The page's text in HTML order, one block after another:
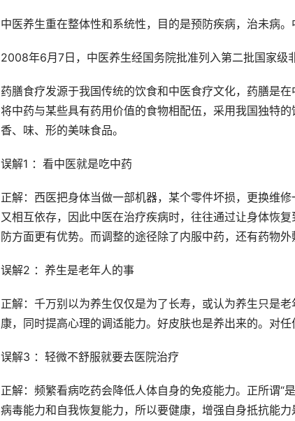
中医养生重在整体性和系统性，目的是预防疾病，治未病
2008年6月7日，中医养生经国务院批准列入第二批国家级
药膳食疗发源于我国传统的饮食和中医食疗文化，药膳是
将中药与某些具有药用价值的食物相配伍，采用我国独特
香、味、形的美味食品。
误解1 ：看中医就是吃中药
正解：西医把身体当做一部机器，某个零件坏损，更换维
又相互依存，因此中医在治疗疾病时，往往通过让身体恢
防方面更有优势。而调整的途径除了内服中药，还有药物
误解2 ：养生是老年人的事
正解：千万别以为养生仅仅是为了长寿，或认为养生只是
康，同时提高心理的调适能力。好皮肤也是养出来的。对任
误解3 ：轻微不舒服就要去医院治疗
正解：频繁看病吃药会降低人体自身的免疫能力。正所谓“
病毒能力和自我恢复能力，所以要健康，增强自身抵抗能